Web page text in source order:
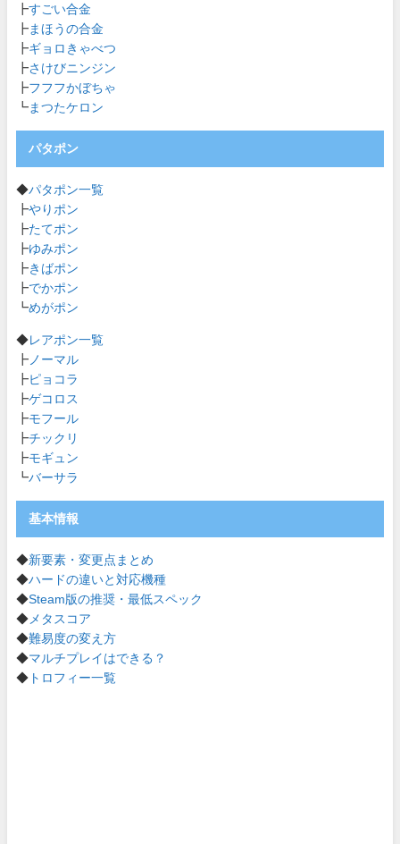
┣すごい合金
┣ まほうの合金
┣ギョロきゃべつ
┣さけびニンジン
┣フフフかぼちゃ
┗ まつたケロン
パタポン
◆パタポン一覧
┣やりポン
┣たてポン
┣ゆみポン
┣きばポン
┣でかポン
┗めがポン
◆レアポン一覧
┣ ノーマル
┣ピョコラ
┣ゲコロス
┣モフール
┣チックリ
┣モギュン
┗バーサラ
基本情報
◆新要素・変更点まとめ
◆ハードの違いと対応機種
◆Steam版の推奨・最低スペック
◆ メタスコア
◆難易度の変え方
◆マルチプレイはできる？
◆ トロフィー一覧